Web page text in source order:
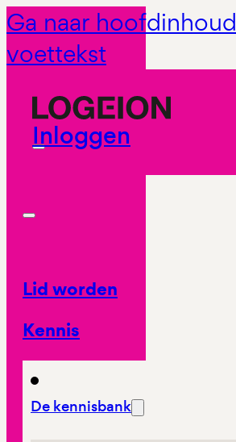
Ga naar hoofdinhoud
voettekst
Inloggen
Lid worden
Kennis
De kennisbank